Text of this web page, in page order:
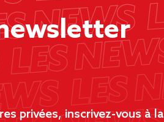
privées, inscrivez-vous à la